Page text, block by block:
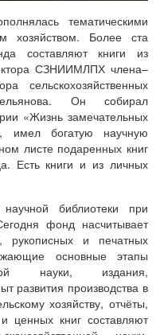
тематическими
хозяйством. Более ста
составляют книги из
СЗНИИМЛПХ члена–
сельскохозяйственных
Он собирал
«Жизнь замечательных
имел богатую научную
листе подаренных книг
Есть книги и из личных
библиотеки при
фонд насчитывает
рукописных и печатных
основные этапы
науки, издания,
развития производства в
хозяйству, отчёты,
книг составляют